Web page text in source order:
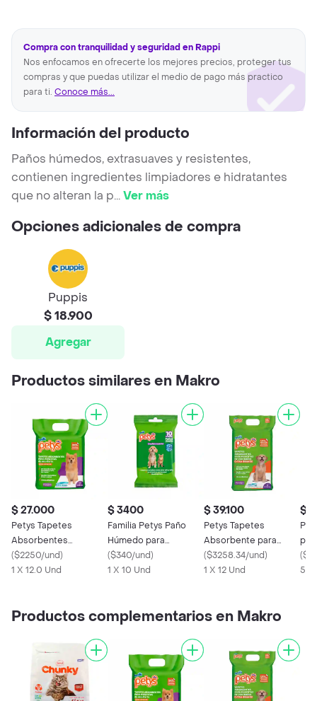
Compra con tranquilidad y seguridad en Rappi
Nos enfocamos en ofrecerte los mejores precios, proteger tus
compras y que puedas utilizar el medio de pago más practico
para ti. Conoce más...
Información del producto
Paños húmedos, extrasuaves y resistentes,
contienen ingredientes limpiadores e hidratantes
que no alteran la p...Ver más
Opciones adicionales de compra
Puppis
$ 18.900
Agregar
Productos similares en Makro
$ 27.000
Petys Tapetes
Absorbentes
Pequeños
($2250/und)
1 X 12.0 Und
$ 3400
Familia Petys Paño
Húmedo para
Mascotas
($340/und)
1 X 10 Und
$ 39.100
Petys Tapetes
Absorbente para
Mascotas Extra
Grandes
($3258.34/und)
1 X 12 Und
$
(
5
Productos complementarios en Makro